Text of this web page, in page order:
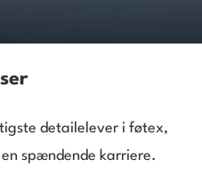
detailelever i føtex,
spændende karriere.